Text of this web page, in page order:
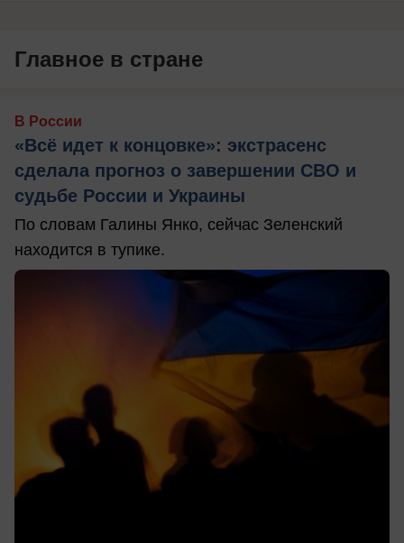
Главное в стране
В России
«Всё идет к концовке»: экстрасенс
сделала прогноз о завершении СВО и
судьбе России и Украины
По словам Галины Янко, сейчас Зеленский
находится в тупике.